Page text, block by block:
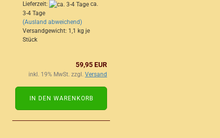
Lieferzeit:
ca.
3-4 Tage
(Ausland abweichend)
Versandgewicht: 1,1 kg je
Stück
59,95 EUR
inkl. 19% MwSt. zzgl. Versand
IN DEN WARENKORB